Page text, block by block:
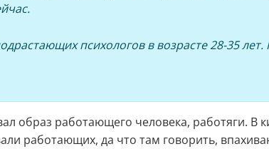
психологов в возрасте 28-35
образ работающего человека, работяги. В
работающих, да что там говорить,